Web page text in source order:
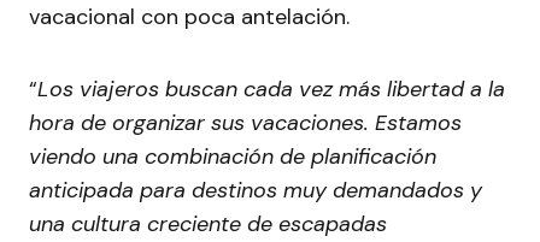
vacacional con poca antelación.
“Los viajeros buscan cada vez más libertad a la
hora de organizar sus vacaciones. Estamos
viendo una combinación de planificación
anticipada para destinos muy demandados y
una cultura creciente de escapadas